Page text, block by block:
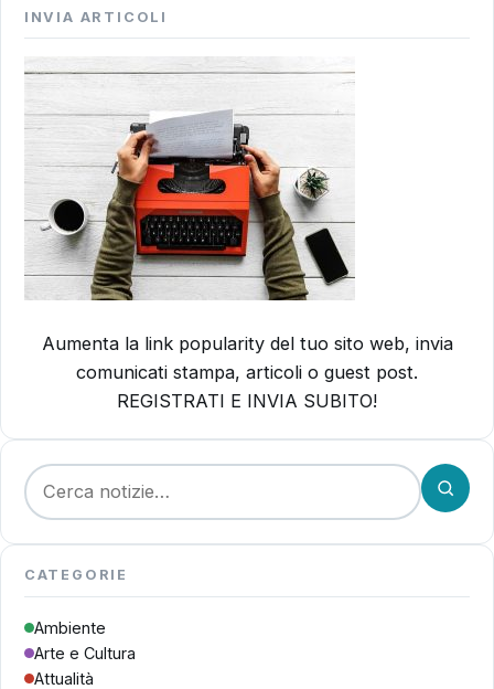
INVIA ARTICOLI
Aumenta la link popularity del tuo sito web, invia
comunicati stampa, articoli o guest post.
REGISTRATI E INVIA SUBITO!
Cerca:
CATEGORIE
Ambiente
Arte e Cultura
Attualità